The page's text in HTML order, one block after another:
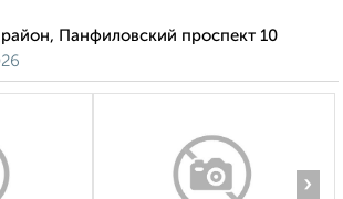
Панфиловский проспект 10
›